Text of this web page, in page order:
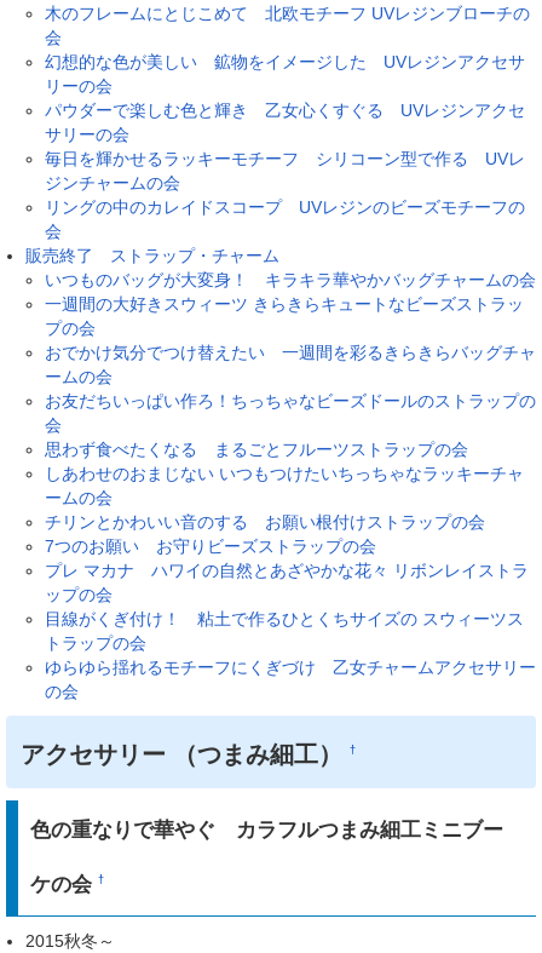
木のフレームにとじこめて 北欧モチーフ UVレジンブローチの
会
幻想的な色が美しい 鉱物をイメージした UVレジンアクセサ
リーの会
パウダーで楽しむ色と輝き 乙女心くすぐる UVレジンアクセ
サリーの会
毎日を輝かせるラッキーモチーフ シリコーン型で作る UVレ
ジンチャームの会
リングの中のカレイドスコープ UVレジンのビーズモチーフの
会
販売終了 ストラップ・チャーム
いつものバッグが大変身！ キラキラ華やかバッグチャームの会
一週間の大好きスウィーツ きらきらキュートなビーズストラッ
プの会
おでかけ気分でつけ替えたい 一週間を彩るきらきらバッグチャ
ームの会
お友だちいっぱい作ろ！ちっちゃなビーズドールのストラップの
会
思わず食べたくなる まるごとフルーツストラップの会
しあわせのおまじない いつもつけたいちっちゃなラッキーチャ
ームの会
チリンとかわいい音のする お願い根付けストラップの会
7つのお願い お守りビーズストラップの会
プレ マカナ ハワイの自然とあざやかな花々 リボンレイストラ
ップの会
目線がくぎ付け！ 粘土で作るひとくちサイズの スウィーツス
トラップの会
ゆらゆら揺れるモチーフにくぎづけ 乙女チャームアクセサリー
の会
アクセサリー （つまみ細工）†
色の重なりで華やぐ カラフルつまみ細工ミニブー
ケの会†
2015秋冬～